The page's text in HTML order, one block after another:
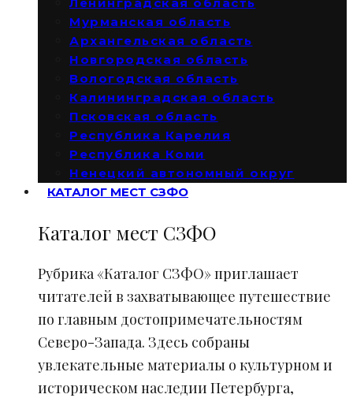
Мурманская область
Архангельская область
Новгородская область
Вологодская область
Калининградская область
Псковская область
Республика Карелия
Республика Коми
Ненецкий автономный округ
КАТАЛОГ МЕСТ СЗФО
Каталог мест СЗФО
Рубрика «Каталог СЗФО» приглашает
читателей в захватывающее путешествие
по главным достопримечательностям
Северо-Запада. Здесь собраны
увлекательные материалы о культурном и
историческом наследии Петербурга,